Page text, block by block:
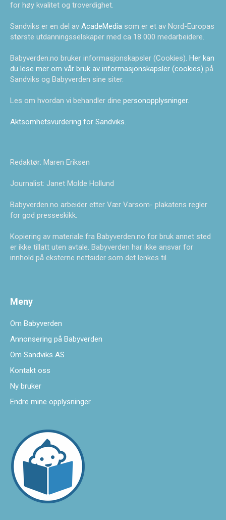
for høy kvalitet og troverdighet.
Sandviks er en del av AcadeMedia som er et av Nord-Europas
største utdanningsselskaper med ca 18 000 medarbeidere.
Babyverden.no bruker informasjonskapsler (Cookies). Her kan
du lese mer om vår bruk av informasjonskapsler (cookies) på
Sandviks og Babyverden sine siter.
Les om hvordan vi behandler dine personopplysninger.
Aktsomhetsvurdering for Sandviks.
Redaktør: Maren Eriksen
Journalist: Janet Molde Hollund
Babyverden.no arbeider etter Vær Varsom- plakatens regler
for god presseskikk.
Kopiering av materiale fra Babyverden.no for bruk annet sted
er ikke tillatt uten avtale. Babyverden har ikke ansvar for
innhold på eksterne nettsider som det lenkes til.
Meny
Om Babyverden
Annonsering på Babyverden
Om Sandviks AS
Kontakt oss
Ny bruker
Endre mine opplysninger